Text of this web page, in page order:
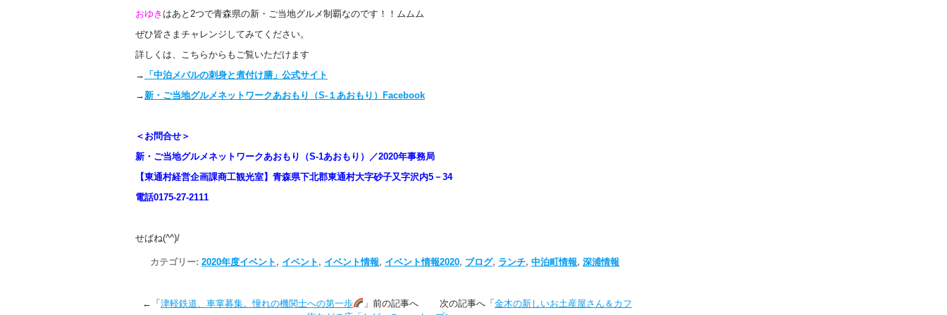
おゆき はあと2つで青森県の新・ご当地グルメ制覇なのです！！ムムム
ぜひ皆さまチャレンジしてみてください。
詳しくは、こちらからもご覧いただけます
→ 「中泊メバルの刺身と煮付け膳」公式サイト
→新・ご当地グルメネットワークあおもり（S-１あおもり）Facebook
＜お問合せ＞
新・ご当地グルメネットワークあおもり（S-1あおもり）／2020年事務局
【東通村経営企画課商工観光室】青森県下北郡東通村大字砂子又字沢内5－34
電話0175-27-2111
せばね(^^)/
カテゴリー: 2020年度イベント , イベント , イベント情報, イベント情報2020, ブログ, ランチ, 中泊町情報, 深浦情報
←「津軽鉄道、車掌募集。憧れの機関士への第一歩 」前の記事へ 次の記事へ「 金木の新しいお土産屋さん＆カフ